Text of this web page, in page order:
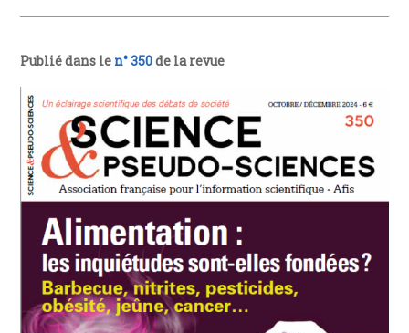
Publié dans le n° 350de la revue